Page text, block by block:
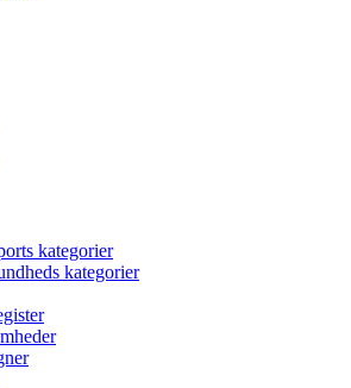
kategorier
kategorier